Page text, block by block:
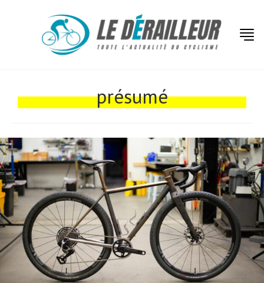
présumé
Tests de produits
Tendances
Tous nos articles
À propos